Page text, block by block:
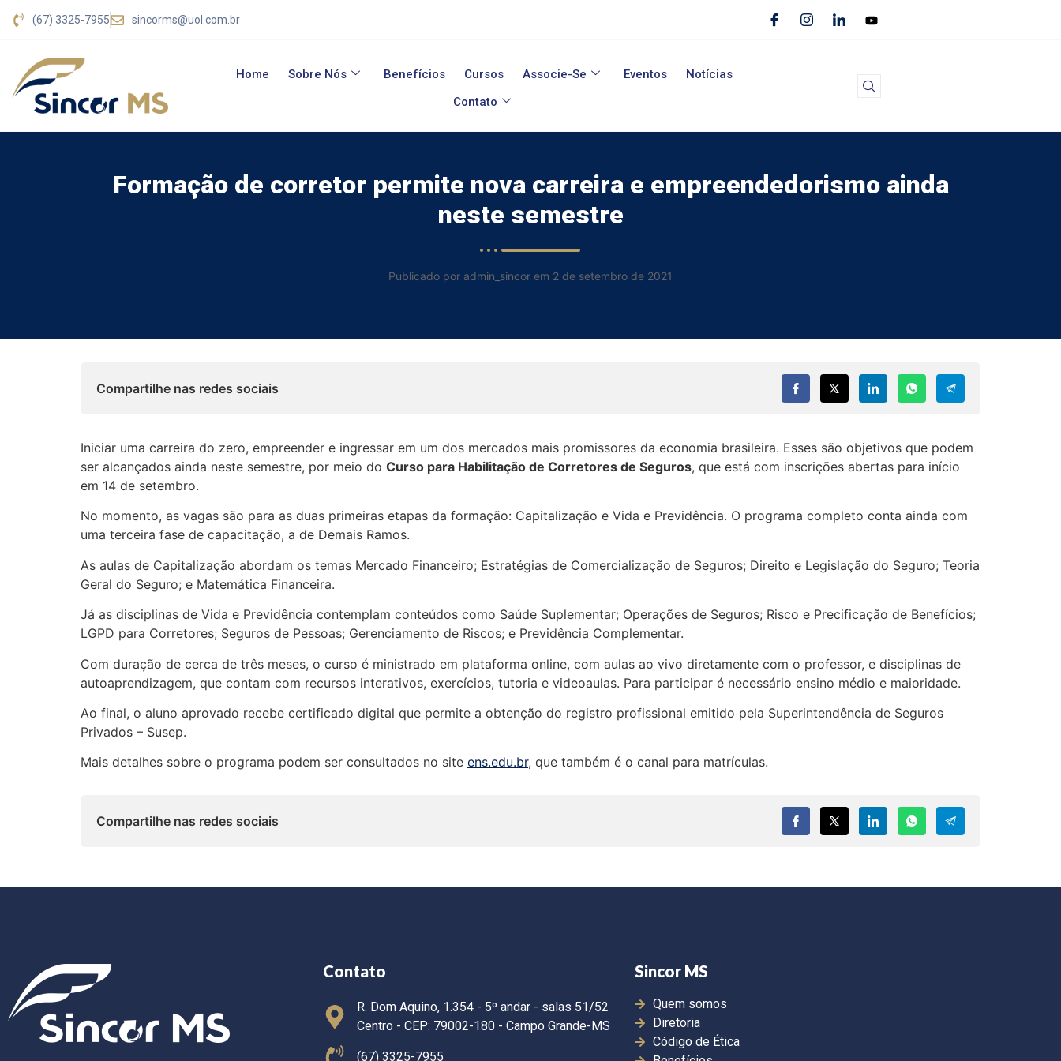
(67) 3325-7955 sincorms@uol.com.br
Home Sobre Nós Benefícios Cursos Associe-Se Eventos
Notícias
Contato
Formação de corretor permite nova carreira e empreendedorismo ainda
neste semestre
Publicado por admin_sincor em 2 de setembro de 2021
Compartilhe nas redes sociais
Iniciar uma carreira do zero, empreender e ingressar em um dos mercados mais promissores da economia brasileira. Esses são objetivos que podem
ser alcançados ainda neste semestre, por meio do Curso para Habilitação de Corretores de Seguros, que está com inscrições abertas para início
em 14 de setembro.
No momento, as vagas são para as duas primeiras etapas da formação: Capitalização e Vida e Previdência. O programa completo conta ainda com
uma terceira fase de capacitação, a de Demais Ramos.
As aulas de Capitalização abordam os temas Mercado Financeiro; Estratégias de Comercialização de Seguros; Direito e Legislação do Seguro; Teoria
Geral do Seguro; e Matemática Financeira.
Já as disciplinas de Vida e Previdência contemplam conteúdos como Saúde Suplementar; Operações de Seguros; Risco e Precificação de Benefícios;
LGPD para Corretores; Seguros de Pessoas; Gerenciamento de Riscos; e Previdência Complementar.
Com duração de cerca de três meses, o curso é ministrado em plataforma online, com aulas ao vivo diretamente com o professor, e disciplinas de
autoaprendizagem, que contam com recursos interativos, exercícios, tutoria e videoaulas. Para participar é necessário ensino médio e maioridade.
Ao final, o aluno aprovado recebe certificado digital que permite a obtenção do registro profissional emitido pela Superintendência de Seguros
Privados – Susep.
Mais detalhes sobre o programa podem ser consultados no site ens.edu.br, que também é o canal para matrículas.
Compartilhe nas redes sociais
Contato
R. Dom Aquino, 1.354 - 5º andar - salas 51/52
Centro - CEP: 79002-180 - Campo Grande-MS
(67) 3325-7955
Sincor MS
Quem somos
Diretoria
Código de Ética